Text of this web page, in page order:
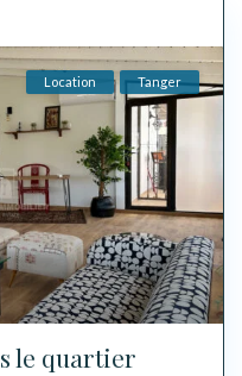
Location Tanger
le quartier